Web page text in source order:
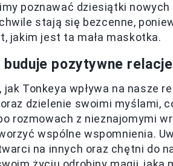
poznawać dziesiątki
stają się bezcenne,
jakim jest ta mała maskotka.
buduje pozytywne relacje
jak Tonkeya wpływa na nasze
dzielenie swoimi myślami,
rozmowach z nieznajomymi
wspólne wspomnienia.
na innych oraz chętni do